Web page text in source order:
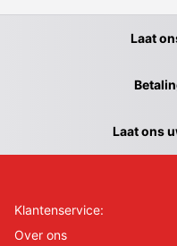
Laat
Laat ons
Klantenservice:
Over ons